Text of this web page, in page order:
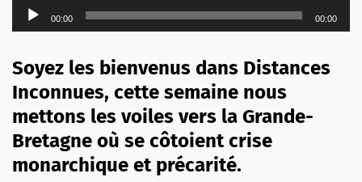
Lecteur
audio
00:00 00:00
Soyez les bienvenus dans Distances
Inconnues, cette semaine nous
mettons les voiles vers la Grande-
Bretagne où se côtoient crise
monarchique et précarité.